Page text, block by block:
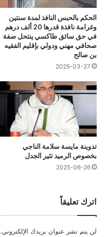
الحكم بالحبس النافذ لمدة سنتين
وغرامة نافذة قدرها 20 ألف درهم
في حق سائق طاكسي ينتحل صفة
صحافي مهني ودولي بإقليم الفقيه
بن صالح
2025-03-27
تدوينة مايسة سلامة الناجي
بخصوص الرميد تثير الجدل
2025-06-26
اترك تعليقاً
لن يتم نشر عنوان بريدك الإلكتروني.